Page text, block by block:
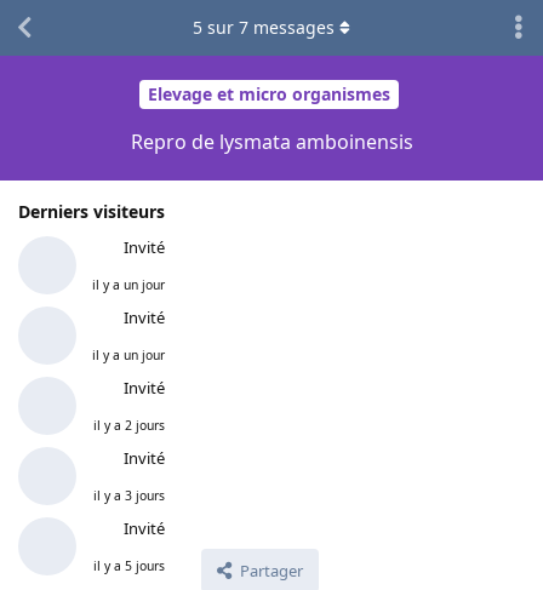
Elevage et micro organismes
Repro de lysmata amboinensis
Derniers visiteurs
Invité
il y a un jour
Invité
il y a un jour
Invité
il y a 2 jours
Invité
il y a 3 jours
Invité
il y a 5 jours Partager
5 sur 7 messages